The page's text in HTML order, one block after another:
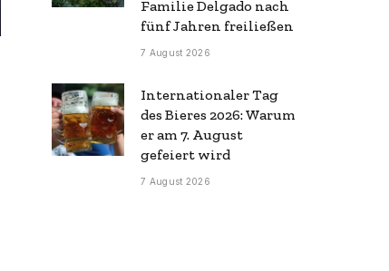
Familie Delgado nach
fünf Jahren freiließen
7 August 2026
Internationaler Tag
des Bieres 2026: Warum
er am 7. August
gefeiert wird
7 August 2026